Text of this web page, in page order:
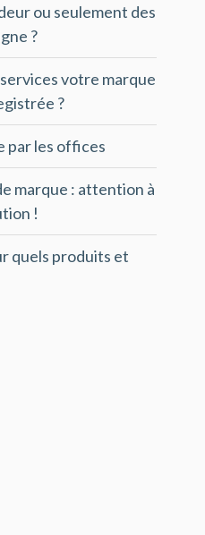
ou seulement des
?
votre marque
?
par les offices
marque : attention à
!
quels produits et